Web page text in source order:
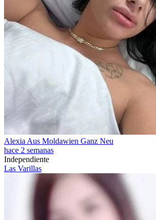
Alexia Aus Moldawien Ganz Neu
hace 2 semanas
Independiente
Las Varillas